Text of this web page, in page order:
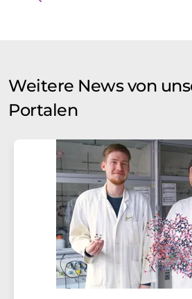
Weitere News von
Portalen